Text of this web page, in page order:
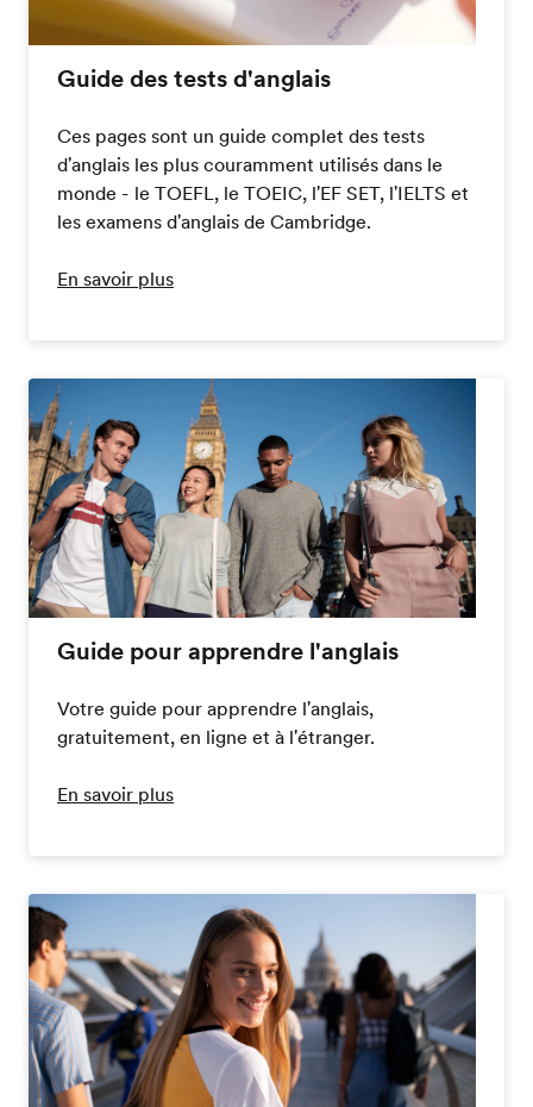
Guide des tests d'anglais
Ces pages sont un guide complet des tests
d'anglais les plus couramment utilisés dans le
monde - le TOEFL, le TOEIC, l'EF SET, l'IELTS et
les examens d'anglais de Cambridge.
En savoir plus
Guide pour apprendre l'anglais
Votre guide pour apprendre l'anglais,
gratuitement, en ligne et à l'étranger.
En savoir plus